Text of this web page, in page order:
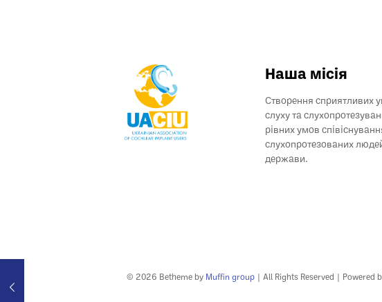
Наша місія
Створення сприятливих
слуху та
рівних умов
слухопротезованих
держави.
© 2026 Betheme by Muffin group| All Rights Reserved | Powered